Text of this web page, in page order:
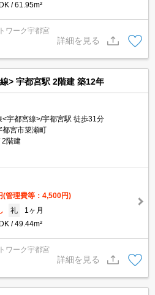
61.95m²
ワーク宇都宮
詳細を見る
> 宇都宮駅 2階建 築12年
<宇都宮線>/宇都宮駅 徒歩31分
都宮市簗瀬町
2階建
(管理費等：4,500円)
礼
1ヶ月
49.44m²
ワーク宇都宮
詳細を見る